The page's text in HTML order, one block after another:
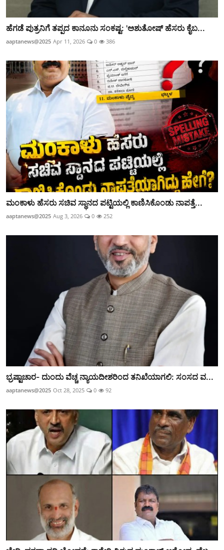
ಹೆಗಡೆ ಪುತ್ರನಿಗೆ ತಪ್ಪದ ಕಾನೂನು ಸಂಕಷ್ಟ: 'ಅಶುತೋಷ್ ಹೆಸರು ಕೈಬ...
aaptanews@2025 Apr 11, 2026 0 386
ಮಂಕಾಳು ಹೆಸರು ಸಚಿವ ಸ್ಥಾನದ ಪಟ್ಟಿಯಲ್ಲಿ ಕಾಣಿಸಿಕೊಂಡು ನಾಪತ್ತೆ...
aaptanews@2025 Aug 3, 2026 0 252
ಭ್ರಷ್ಟಾಚಾರ- ದುಂದು ವೆಚ್ಚ ನ್ಯಾಯದೀಶರಿಂದ ತನಿಖೆಯಾಗಲಿ: ಸಂಸದ ವ...
aaptanews@2025 Oct 28, 2025 0 92